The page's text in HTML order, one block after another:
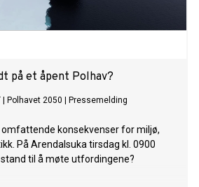
på et åpent Polhav?
Polhavet 2050 Pressemelding
konsekvenser for miljø,
På Arendalsuka tirsdag kl. 0900
til å møte utfordingene?